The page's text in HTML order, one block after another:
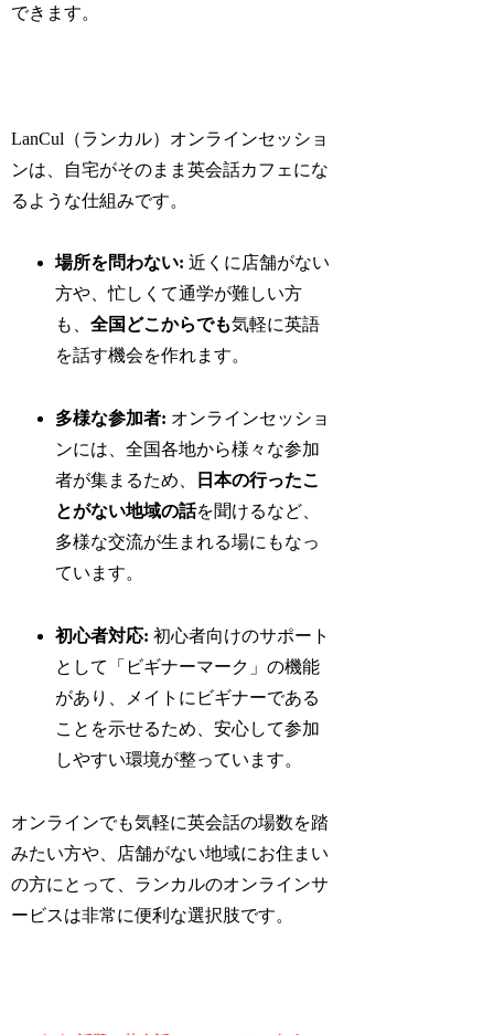
できます。
LanCul（ランカル）オンラインセッショ
ンは、自宅がそのまま英会話カフェにな
るような仕組みです。
場所を問わない: 近くに店舗がない
方や、忙しくて通学が難しい方
も、全国どこからでも気軽に英語
を話す機会を作れます。
多様な参加者: オンラインセッショ
ンには、全国各地から様々な参加
者が集まるため、
日本の行ったこ
とがない地域の話を聞けるなど、
多様な交流が生まれる場にもなっ
ています。
初心者対応: 初心者向けのサポート
として「ビギナーマーク」の機能
があり、メイトにビギナーである
ことを示せるため、安心して参加
しやすい環境が整っています。
オンラインでも気軽に英会話の場数を踏
みたい方や、店舗がない地域にお住まい
の方にとって、ランカルのオンラインサ
ービスは非常に便利な選択肢です。